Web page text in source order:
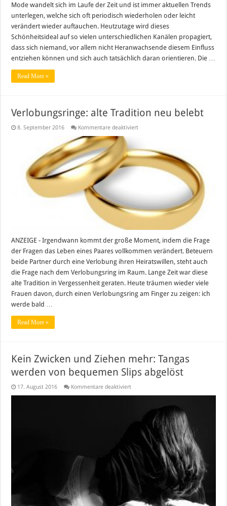
Mode wandelt sich im Laufe der Zeit und ist immer aktuellen Trends
unterlegen, welche sich oft periodisch wiederholen oder leicht
verändert wieder auftauchen. Heutzutage wird dieses
Schönheitsideal auf so vielen unterschiedlichen Kanälen propagiert,
dass sich niemand, vor allem nicht Heranwachsende diesem Einfluss
entziehen können und sich auch tatsächlich daran orientieren. Die …
Read More »
Verlobungsringe: alte Tradition neu belebt
8. September 2016 Kommentare deaktiviertfür
neu
belebt
ANZEIGE - Irgendwann kommt der große Moment, indem die Frage
der Fragen das Leben eines Paares vollkommen verändert. Beteuern
beide Partner durch eine Verlobung ihren Heiratswillen, steht auch
die Frage nach dem Verlobungsring im Raum. Lange Zeit war diese
alte Tradition in Vergessenheit geraten. Heute träumen wieder viele
Frauen davon, durch einen Verlobungsring am Finger zu zeigen: ich
werde bald …
Read More »
Kein Zwicken und Ziehen mehr: Tangas
werden von bequemen Slips abgelöst
17. August 2016 Kommentare deaktiviertfür
Tangas
werden
bequemen
Slips
abgelöst